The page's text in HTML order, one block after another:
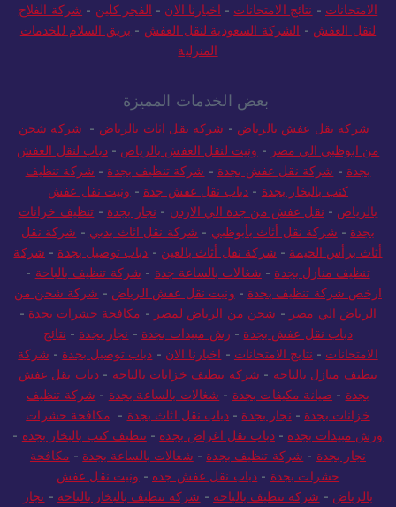
الامتحانات - نتائج الامتحانات - اخبارنا الان - الفجر كلين - شركة الفلاح
لنقل العفش - الشركة السعودية لنقل العفش - بريق السلام للخدمات
المنزلية
بعض الخدمات المميزة
شركة نقل عفش بالرياض - شركة نقل اثاث بالرياض - شركة شحن
من ابوظبي الى مصر - ونيت لنقل العفش بالرياض -دباب لنقل العفش
بجدة - شركة نقل عفش بجدة - شركة تنظيف بجدة - شركة تنظيف
كنب بالبخار بجدة - دباب نقل عفش جدة - ونيت نقل عفش
بالرياض - نقل عفش من جدة الي الاردن - نجار بجدة - تنظيف خزانات
بجدة - شركة نقل أثاث بأبوظبي - شركة نقل اثاث بدبي - شركة نقل
أثاث برأس الخيمة - شركة نقل أثاث بالعين - دباب توصيل بجدة - شركة
تنظيف منازل بجدة - شغالات بالساعة جدة - شركة تنظيف بالباحة -
ارخص شركة تنظيف بجدة - ونيت نقل عفش الرياض - شركة شحن من
الرياض الي مصر - شحن من الرياض لمصر - مكافحة حشرات بجدة -
دباب نقل عفش بجدة - رش مبيدات بجدة - نجار بجدة - نتائج
الامتحانات - نتايج الامتحانات - اخبارنا الان - دباب توصيل بجدة - شركة
تنظيف منازل بالباحة - شركة تنظيف خزانات بالباحة - دباب نقل عفش
بجدة - صيانة مكيفات بجدة - شغالات بالساعة بجدة - شركة تنظيف
خزانات بجدة - نجار بجدة - دباب نقل اثاث بجدة - مكافحة حشرات
ورش مبيدات بجدة -دباب نقل اغراض بجدة -تنظيف كنب بالبخار بجدة -
نجار بجدة - شركة تنظيف بجدة - شغالات بالساعة بجدة - مكافحة
حشرات بجدة - دباب نقل عفش جده - ونيت نقل عفش
بالرياض - شركة تنظيف بالباحة - شركة تنظيف بالبخار بالباحة - نجار